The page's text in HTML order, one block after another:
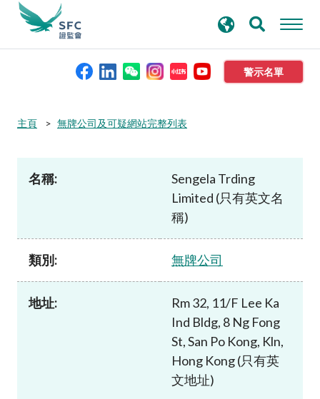
警示名單
本會簡介
尋
主頁 無牌公司及可疑網站完整列表
名稱:
Sengela Trding
Limited (只有英文名
稱)
類別: 無牌公司
地址:
Rm 32, 11/F Lee Ka
Ind Bldg, 8 Ng Fong
St, San Po Kong, Kln,
Hong Kong (只有英
文地址)